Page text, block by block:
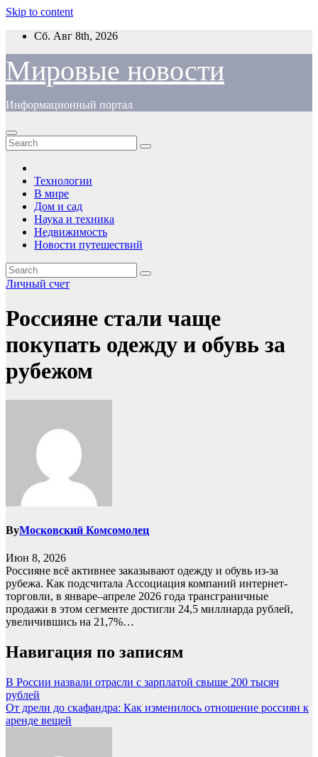
Skip to content
Сб. Авг 8th, 2026
Мировые новости
Информационный портал
Технологии
В мире
Дом и сад
Наука и техника
Недвижимость
Новости путешествий
Личный счет
Россияне стали чаще
покупать одежду и обувь за
рубежом
ByМосковский Комсомолец
Июн 8, 2026
Россияне всё активнее заказывают одежду и обувь из-за
рубежа. Как подсчитала Ассоциация компаний интернет-
торговли, в январе–апреле 2026 года трансграничные
продажи в этом сегменте достигли 24,5 миллиарда рублей,
увеличившись на 21,7%…
Навигация по записям
В России назвали отрасли с зарплатой свыше 200 тысяч
рублей
От дрели до скафандра: Как изменилось отношение россиян к
аренде вещей